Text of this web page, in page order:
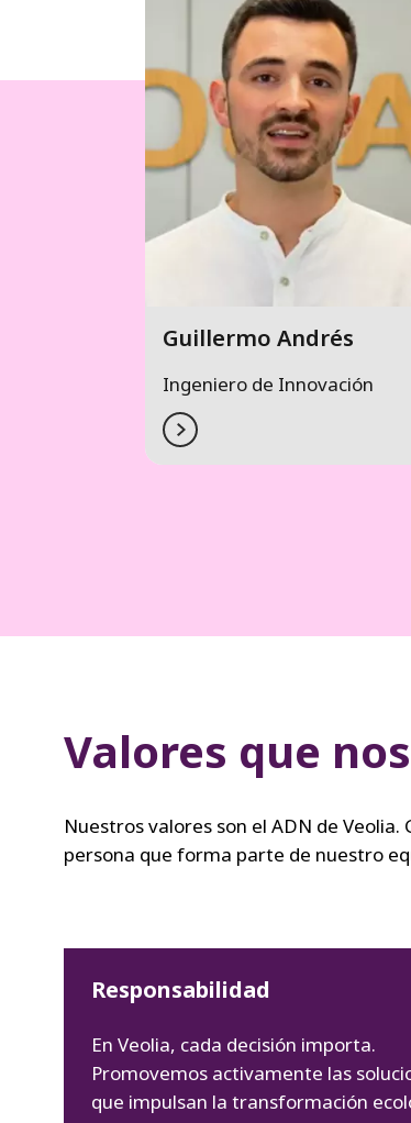
Guillermo Andrés
Ingeniero de Innovación
Valores que
Nuestros valores son el ADN de
persona que forma parte de nuestro
Responsabilidad
En Veolia, cada decisión importa.
Promovemos activamente las
que impulsan la transformación